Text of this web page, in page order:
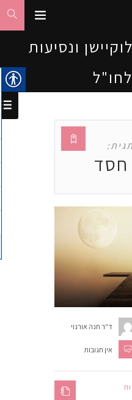
ונסיעות
ד"ר חנה אורנוי
אין תגובות